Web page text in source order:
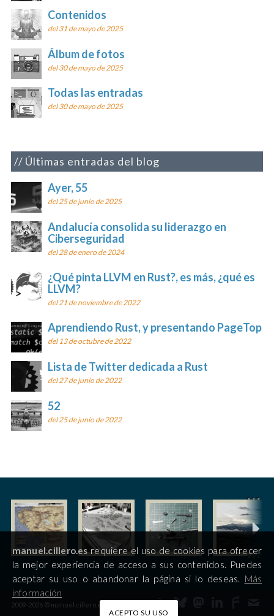
Contenidos
del 31 de mayo de 2025
Álbum de fotos
del 30 de mayo de 2025
Todas las entradas
del 30 de mayo de 2025
Últimas entradas del blog
Ayer, 55
del 25 de junio de 2025
Andalucía consolida su liderazgo en
Ciberseguridad
del 28 de enero de 2024
¿Qué pinta LLVM en Rust?, es más, ¿qué es
LLVM?
del 21 de noviembre de 2022
Aprendiendo Rust, y presentando PageTop
del 13 de octubre de 2022
Lista de Twitter dedicada a Rust
del 27 de junio de 2022
52
del 25 de junio de 2022
2009-2026 © manuel.cillero.es
manuel.cillero.esrequiere el uso de cookies para ofrecer
la mejor experiencia de acceso a sus contenidos. Puedes
aceptar su uso o abandonar la página si lo deseas. Más
información
ACEPTO SU USO